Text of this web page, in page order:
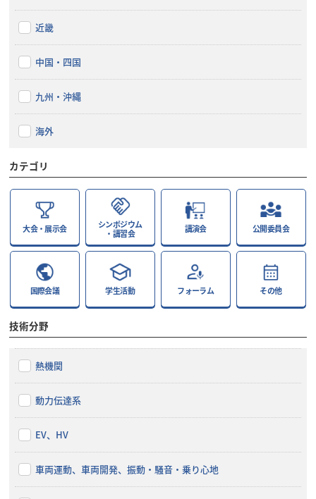
近畿
中国・四国
九州・沖縄
海外
カテゴリ
大会・展示会
シンポジウム
・講習会
講演会 公開委員会
国際会議 学生活動 フォーラム その他
技術分野
熱機関
動力伝達系
EV、HV
車両運動、車両開発、振動・騒音・乗り心地